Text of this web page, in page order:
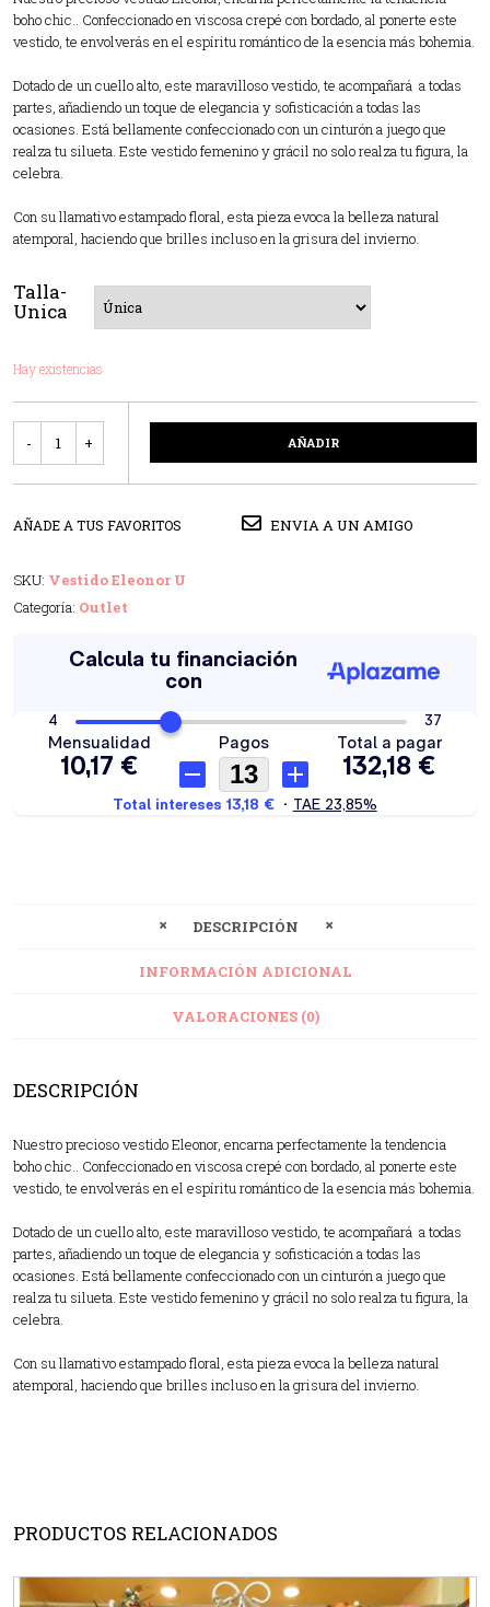
boho chic.. Confeccionado en viscosa crepé con bordado, al ponerte este
vestido, te envolverás en el espíritu romántico de la esencia más bohemia.
Dotado de un cuello alto, este maravilloso vestido, te acompañará a todas
partes, añadiendo un toque de elegancia y sofisticación a todas las
ocasiones. Está bellamente confeccionado con un cinturón a juego que
realza tu silueta. Este vestido femenino y grácil no solo realza tu figura, la
celebra.
Con su llamativo estampado floral, esta pieza evoca la belleza natural
atemporal, haciendo que brilles incluso en la grisura del invierno.
Talla-
Unica
Hay existencias
AÑADIR
AÑADE A TUS FAVORITOS ENVIA A UN AMIGO
SKU: Vestido Eleonor U
Categoría: Outlet
DESCRIPCIÓN
INFORMACIÓN ADICIONAL
VALORACIONES (0)
DESCRIPCIÓN
Nuestro precioso vestido Eleonor, encarna perfectamente la tendencia
boho chic.. Confeccionado en viscosa crepé con bordado, al ponerte este
vestido, te envolverás en el espíritu romántico de la esencia más bohemia.
Dotado de un cuello alto, este maravilloso vestido, te acompañará a todas
partes, añadiendo un toque de elegancia y sofisticación a todas las
ocasiones. Está bellamente confeccionado con un cinturón a juego que
realza tu silueta. Este vestido femenino y grácil no solo realza tu figura, la
celebra.
Con su llamativo estampado floral, esta pieza evoca la belleza natural
atemporal, haciendo que brilles incluso en la grisura del invierno.
PRODUCTOS RELACIONADOS